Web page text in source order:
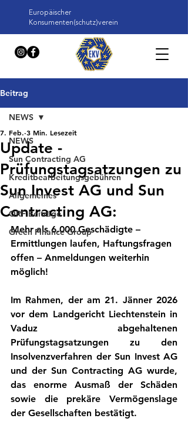
Europäischer
Konsumenten(schutz)verein
Beitrag
NEWS
Sun Contracting AG
Kreditbearbeitungsgebühren
Allgemeines
ORF Beiträge
Green Finance Group
NEWS
Update -
Prüfungstagsatzungen zu
Sun Invest AG und Sun
Contracting AG:
7. Feb. 3 Min. Lesezeit
Mehr als 6.000 Geschädigte –
Ermittlungen laufen, Haftungsfragen
offen – Anmeldungen weiterhin
möglich!
Im Rahmen, der am
vor dem Landgericht Liechtenstein in
Vaduz abgehaltenen
Prüfungstagsatzungen zu den
Insolvenzverfahren der Sun Invest AG
und der Sun Contracting AG wurde,
das enorme Ausmaß der Schäden
sowie die prekäre Vermögenslage
der Gesellschaften bestätigt.